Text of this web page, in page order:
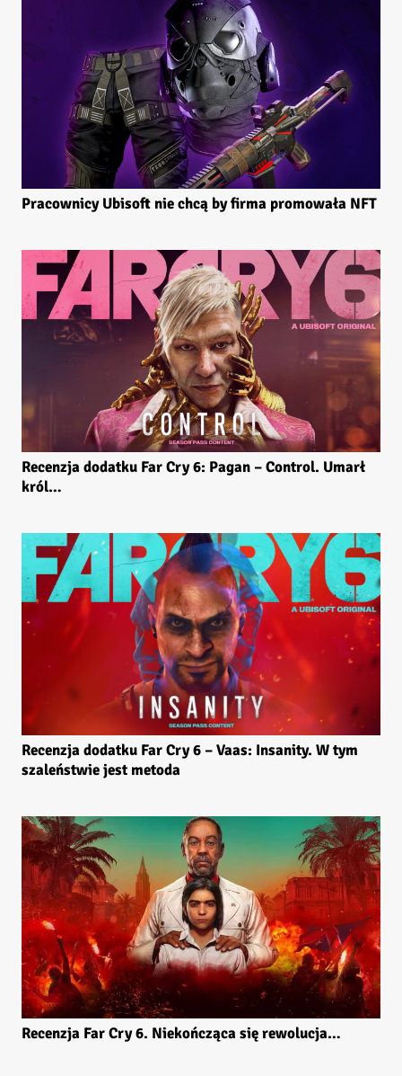
Pracownicy Ubisoft nie chcą by firma promowała NFT
Recenzja dodatku Far Cry 6: Pagan – Control. Umarł
król…
Recenzja dodatku Far Cry 6 – Vaas: Insanity. W tym
szaleństwie jest metoda
Recenzja Far Cry 6. Niekończąca się rewolucja…